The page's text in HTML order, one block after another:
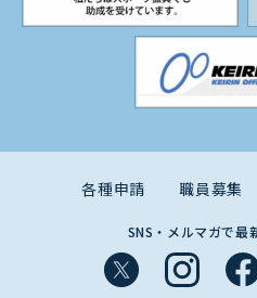
各種申請 職員募集
SNS・メルマガで最